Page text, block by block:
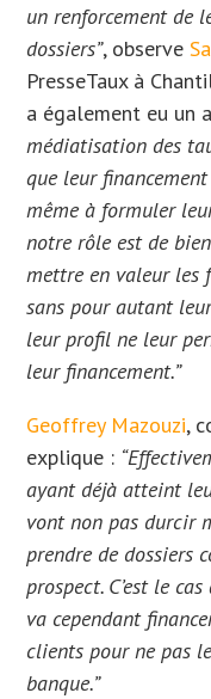
un renforcement de
dossiers”, observe
PresseTaux à
a également eu un
médiatisation des
que leur
même à formuler
notre rôle est de
mettre en valeur les
sans pour autant
leur profil ne leur
leur financement.”
Geoffrey Mazouzi,
explique :
ayant déjà atteint
vont non pas durcir
prendre de dossiers
prospect. C’est le
va cependant
clients pour ne pas
banque.”